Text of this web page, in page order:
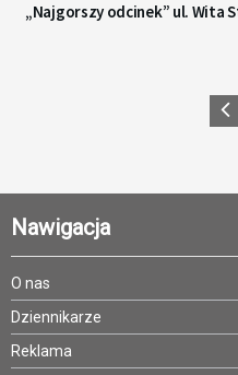
„Najgorszy odcinek” ul. Wita
Nawigacja
O nas
Dziennikarze
Reklama